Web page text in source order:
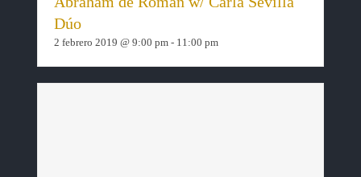
Dúo
2 febrero 2019 @ 9:00 pm- 11:00 pm